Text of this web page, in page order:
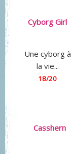
Cyborg Girl
Une cyborg à
la vie...
18/20
Casshern